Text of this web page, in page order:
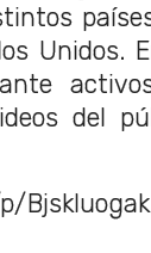
Unidos.
del